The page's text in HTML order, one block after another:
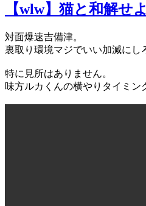
【wlw】猫と和解せ
対面爆速吉備津。
裏取り環境マジでいい加減にし
特に見所はありません。
味方ルカくんの横やりタイミン